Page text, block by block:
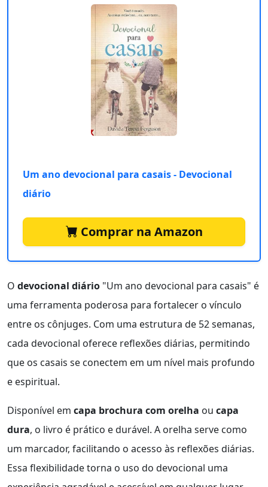
Um ano devocional para casais - Devocional
diário
Comprar na Amazon
O devocional diário "Um ano devocional para casais" é
uma ferramenta poderosa para fortalecer o vínculo
entre os cônjuges. Com uma estrutura de 52 semanas,
cada devocional oferece reflexões diárias, permitindo
que os casais se conectem em um nível mais profundo
e espiritual.
Disponível em capa brochura com orelha ou capa
dura, o livro é prático e durável. A orelha serve como
um marcador, facilitando o acesso às reflexões diárias.
Essa flexibilidade torna o uso do devocional uma